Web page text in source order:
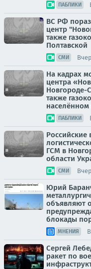
ПАБЛИКИ
ВС РФ
центр
также
Полтавской
СМИ
На кадрах
центра
Новгороде-
также
населённом
ПАБЛИКИ
ГСМ в
области
СМИ
Юрий
объявляют
блокады
МНЕНИЯ
Сергей
ракет по